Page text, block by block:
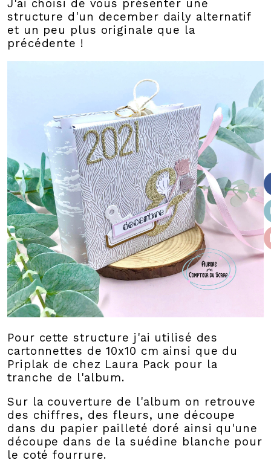
J'ai choisi de vous présenter une
structure d'un december daily alternatif
et un peu plus originale que la
précédente !
Pour cette structure j'ai utilisé des
cartonnettes de 10x10 cm ainsi que du
Priplak de chez Laura Pack pour la
tranche de l'album.
Sur la couverture de l'album on retrouve
des chiffres, des fleurs, une découpe
dans du papier pailleté doré ainsi qu'une
découpe dans de la suédine blanche pour
le coté fourrure.